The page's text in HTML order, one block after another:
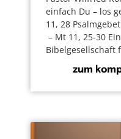
einfach Du – los
11, 28
– Mt 11, 25-30
Bibelgesellschaft
zum